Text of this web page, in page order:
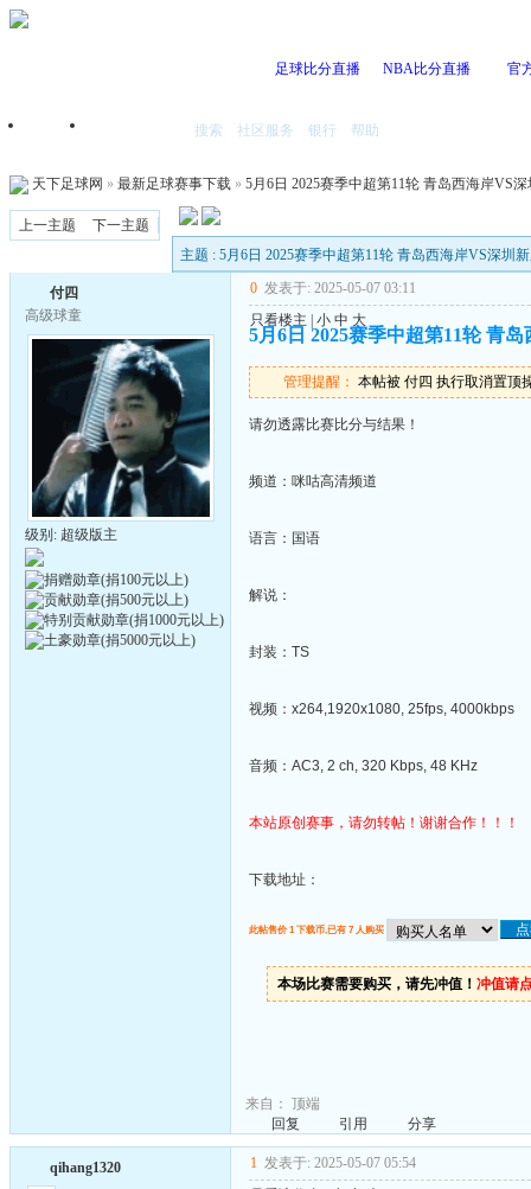
足球比分直播 NBA比分直播 官
首页 搜索 社区服务 银行 帮助
天下足球网 » 最新足球赛事下载 » 5月6日 2025赛季中超第11轮 青岛西海岸VS
上一主题
下一主题
主题 : 5月6日 2025赛季中超第11轮 青岛西海岸VS深圳
付四
高级球童
级别: 超级版主
0 发表于: 2025-05-07 03:11
只看楼主
小 中 大
5月6日 2025赛季中超第11轮 青
管理提醒： 本帖被 付四 执行取消置顶
请勿透露比赛比分与结果！
频道：咪咕高清频道
语言：国语
解说：
封装：TS
视频：x264,1920x1080, 25fps, 4000kbps
音频：AC3, 2 ch, 320 Kbps, 48 KHz
本站原创赛事，请勿转帖！谢谢合作！！！
下载地址：
此帖售价 1 下载币,已有 7 人购买
本场比赛需要购买，请先冲值！ 冲值请
来自： 顶端
回复
引用 分享
qihang1320 1 发表于: 2025-05-07 05:54